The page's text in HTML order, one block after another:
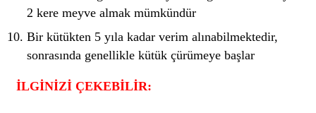
2 kere meyve almak mümkündür
Bir kütükten 5 yıla kadar verim alınabilmektedir,
sonrasında genellikle kütük çürümeye başlar
İLGİNİZİ ÇEKEBİLİR: